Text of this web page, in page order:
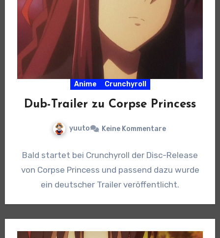
Anime Crunchyroll
Dub-Trailer zu Corpse Princess
yuuto Keine Kommentare
Bald startet bei Crunchyroll der Disc-Release
von Corpse Princess und passend dazu wurde
ein deutscher Trailer veröffentlicht.